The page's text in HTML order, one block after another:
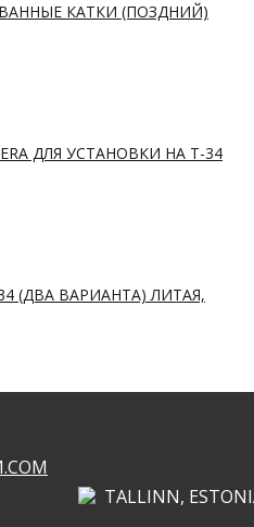
КАТКИ (ПОЗДНИЙ)
ДЛЯ УСТАНОВКИ НА Т-34
(ДВА ВАРИАНТА) ЛИТАЯ,
TALLINN,